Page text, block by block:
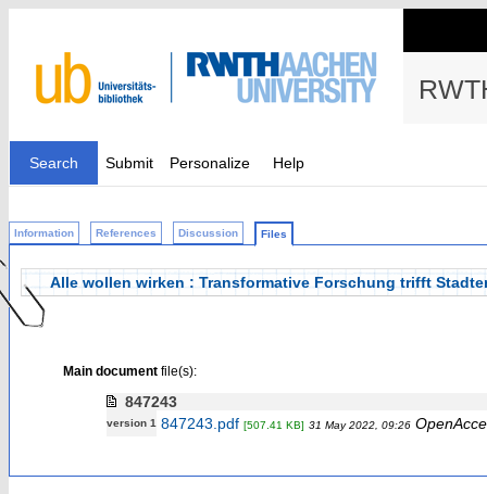
Search Submit Personalize Help
Information References Discussion Files
Alle wollen wirken : Transformative Forschung trifft
Main documentfile(s):
847243
version 1 847243.pdf [507.41 KB] 31 May 2022, 09:26